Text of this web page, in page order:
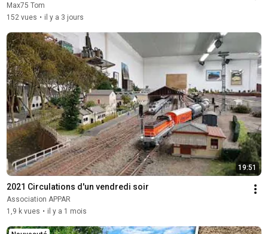
Max75 Tom
152 vues • il y a 3 jours
19:51
2021 Circulations d'un vendredi soir
Association APPAR
1,9 k vues • il y a 1 mois